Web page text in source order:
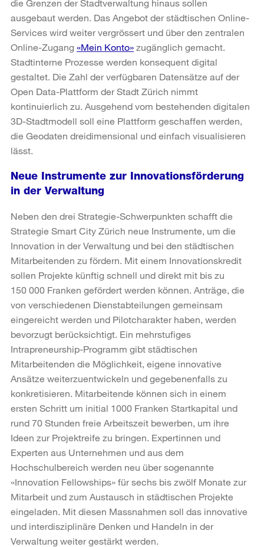
die Grenzen der Stadtverwaltung hinaus sollen
ausgebaut werden. Das Angebot der städtischen Online-
Services wird weiter vergrössert und über den zentralen
Online-Zugang «Mein Konto» zugänglich gemacht.
Stadtinterne Prozesse werden konsequent digital
gestaltet. Die Zahl der verfügbaren Datensätze auf der
Open Data-Plattform der Stadt Zürich nimmt
kontinuierlich zu. Ausgehend vom bestehenden digitalen
3D-Stadtmodell soll eine Plattform geschaffen werden,
die Geodaten dreidimensional und einfach visualisieren
lässt.
Neue Instrumente zur Innovationsförderung
in der Verwaltung
Neben den drei Strategie-Schwerpunkten schafft die
Strategie Smart City Zürich neue Instrumente, um die
Innovation in der Verwaltung und bei den städtischen
Mitarbeitenden zu fördern. Mit einem Innovationskredit
sollen Projekte künftig schnell und direkt mit bis zu
150 000 Franken gefördert werden können. Anträge, die
von verschiedenen Dienstabteilungen gemeinsam
eingereicht werden und Pilotcharakter haben, werden
bevorzugt berücksichtigt. Ein mehrstufiges
Intrapreneurship-Programm gibt städtischen
Mitarbeitenden die Möglichkeit, eigene innovative
Ansätze weiterzuentwickeln und gegebenenfalls zu
konkretisieren. Mitarbeitende können sich in einem
ersten Schritt um initial 1000 Franken Startkapital und
rund 70 Stunden freie Arbeitszeit bewerben, um ihre
Ideen zur Projektreife zu bringen. Expertinnen und
Experten aus Unternehmen und aus dem
Hochschulbereich werden neu über sogenannte
«Innovation Fellowships» für sechs bis zwölf Monate zur
Mitarbeit und zum Austausch in städtischen Projekte
eingeladen. Mit diesen Massnahmen soll das innovative
und interdisziplinäre Denken und Handeln in der
Verwaltung weiter gestärkt werden.